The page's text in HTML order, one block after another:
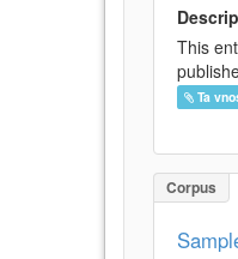
This
Ta
Corpus